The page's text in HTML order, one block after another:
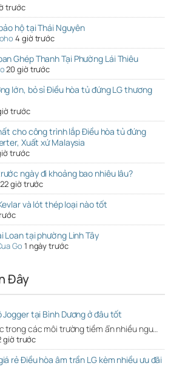
trước
hộ tại Thái Nguyên
4 giờ trước
Ghép Thanh Tại Phường Lái Thiêu
20 giờ trước
lớn, bỏ sỉ Điều hòa tủ đứng LG thương
trước
cho công trình lắp Điều hòa tủ đứng
Xuất xứ Malaysia
trước
ngày đi khoảng bao nhiêu lâu?
22 giờ trước
và lót thép loại nào tốt
Loan tại phường Linh Tây
Go 1 ngày trước
Đây
Jogger tại Bình Dương ở đâu tốt
trong các môi trường tiềm ẩn nhiều ngu…
giờ trước
rẻ Điều hòa âm trần LG kèm nhiều ưu đãi